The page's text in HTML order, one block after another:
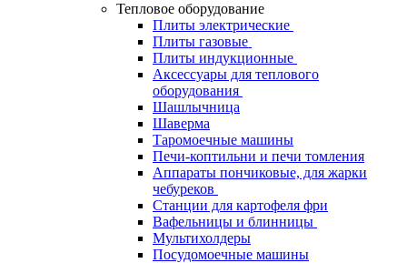
Тепловое оборудование
Плиты электрические
Плиты газовые
Плиты индукционные
Аксессуары для теплового
оборудования
Шашлычница
Шаверма
Таромоечные машины
Печи-коптильни и печи томления
Аппараты пончиковые, для жарки
чебуреков
Станции для картофеля фри
Вафельницы и блинницы
Мультихолдеры
Посудомоечные машины